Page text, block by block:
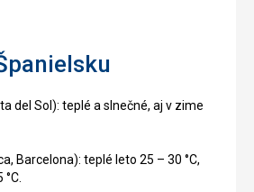
del Sol): teplé a slnečné, aj v zime
Barcelona): teplé leto 25 – 30 °C,